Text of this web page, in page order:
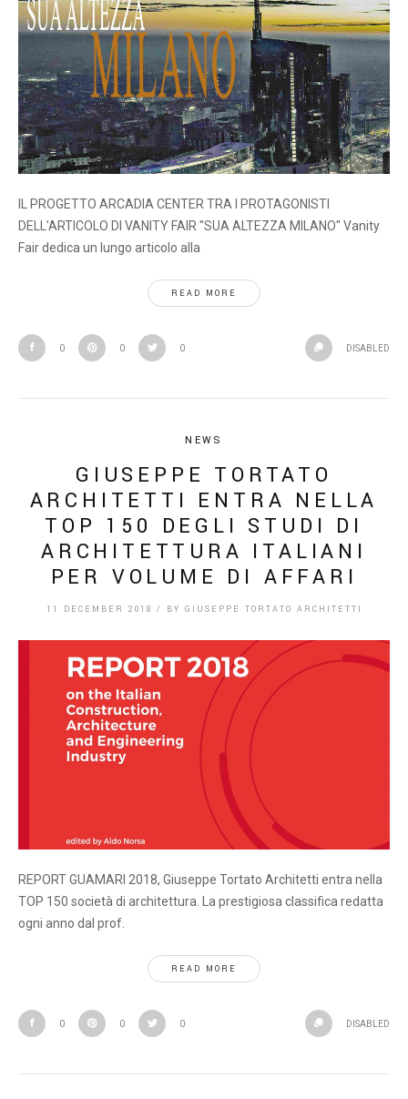
IL PROGETTO ARCADIA CENTER TRA I PROTAGONISTI
DELL'ARTICOLO DI VANITY FAIR "SUA ALTEZZA MILANO" Vanity
Fair dedica un lungo articolo alla
READ MORE
0 0 0 DISABLED
NEWS
GIUSEPPE TORTATO
ARCHITETTI ENTRA NELLA
TOP 150 DEGLI STUDI DI
ARCHITETTURA ITALIANI
PER VOLUME DI AFFARI
11 DECEMBER 2018 / BY GIUSEPPE TORTATO ARCHITETTI
REPORT GUAMARI 2018, Giuseppe Tortato Architetti entra nella
TOP 150 società di architettura. La prestigiosa classifica redatta
ogni anno dal prof.
READ MORE
0 0 0 DISABLED